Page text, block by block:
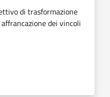
di trasformazione
dei vincoli